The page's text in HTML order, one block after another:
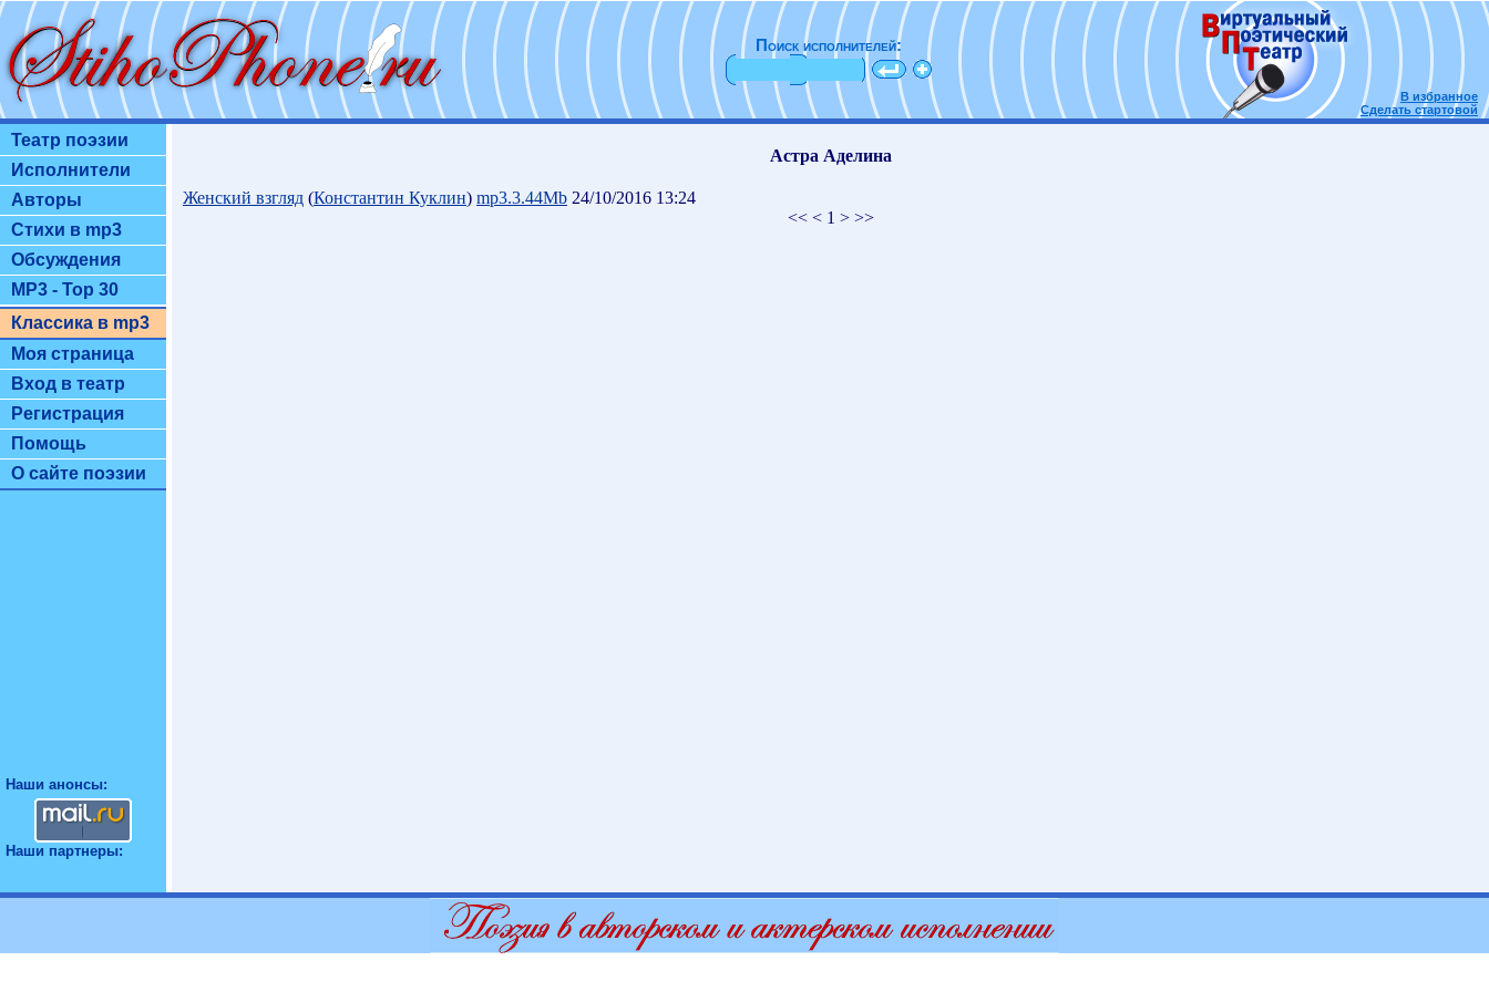
Поиск исполнителей:
В избранное
Сделать стартовой
Театр поэзии
Исполнители
Авторы
Стихи в mp3
Обсуждения
MP3 - Top 30
Классика в mp3
Моя страница
Вход в театр
Регистрация
Помощь
О сайте поэзии
Наши анонсы:
Наши партнеры:
Астра Аделина
Женский взгляд (Константин Куклин) mp3.3.44Mb 24/10/2016 13:24
<< < 1 > >>